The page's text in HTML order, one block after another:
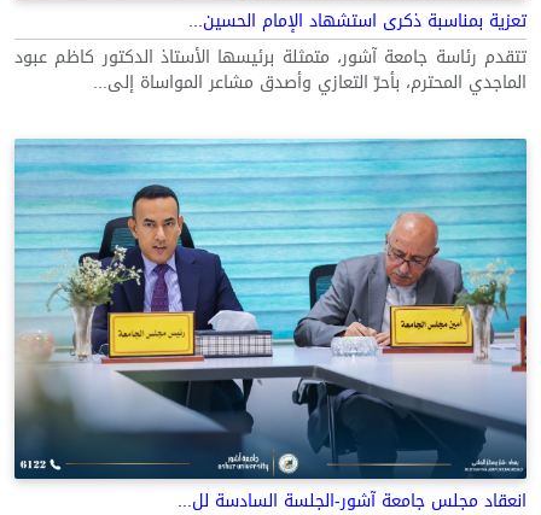
تعزية بمناسبة ذكرى استشهاد الإمام الحسين...
تتقدم رئاسة جامعة آشور، متمثلة برئيسها الأستاذ الدكتور كاظم عبود
الماجدي المحترم، بأحرّ التعازي وأصدق مشاعر المواساة إلى...
انعقاد مجلس جامعة آشور-الجلسة السادسة لل...